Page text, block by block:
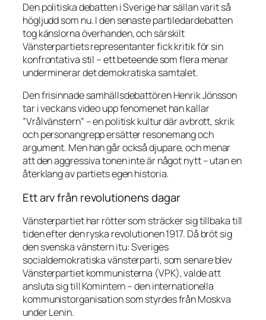
Den politiska debatten i Sverige har sällan varit så
högljudd som nu. I den senaste partiledardebatten
tog känslorna överhanden, och särskilt
Vänsterpartiets representanter fick kritik för sin
konfrontativa stil – ett beteende som flera menar
underminerar det demokratiska samtalet.
Den frisinnade samhällsdebattören Henrik Jönsson
tar i veckans video upp fenomenet han kallar
”Vrålvänstern” – en politisk kultur där avbrott, skrik
och personangrepp ersätter resonemang och
argument. Men han går också djupare, och menar
att den aggressiva tonen inte är något nytt – utan en
återklang av partiets egen historia.
Ett arv från revolutionens dagar
Vänsterpartiet har rötter som sträcker sig tillbaka till
tiden efter den ryska revolutionen 1917. Då bröt sig
den svenska vänstern itu: Sveriges
socialdemokratiska vänsterparti, som senare blev
Vänsterpartiet kommunisterna (VPK), valde att
ansluta sig till Komintern – den internationella
kommunistorganisation som styrdes från Moskva
under Lenin.